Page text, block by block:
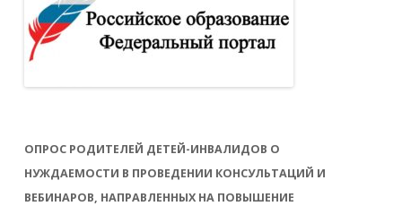
ОПРОС РОДИТЕЛЕЙ ДЕТЕЙ-ИНВАЛИДОВ О
НУЖДАЕМОСТИ В ПРОВЕДЕНИИ КОНСУЛЬТАЦИЙ И
ВЕБИНАРОВ, НАПРАВЛЕННЫХ НА ПОВЫШЕНИЕ